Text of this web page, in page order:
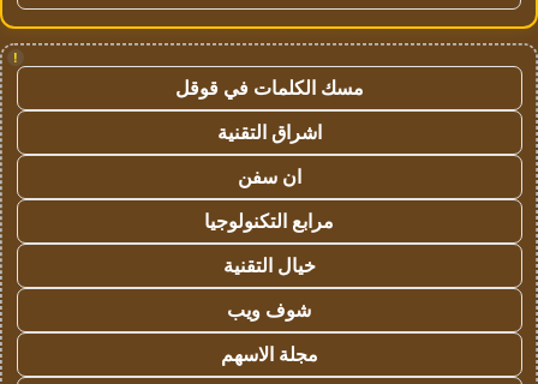
!
مسك الكلمات في قوقل
اشراق التقنية
ان سفن
مرابع التكنولوجيا
خيال التقنية
شوف ويب
مجلة الاسهم